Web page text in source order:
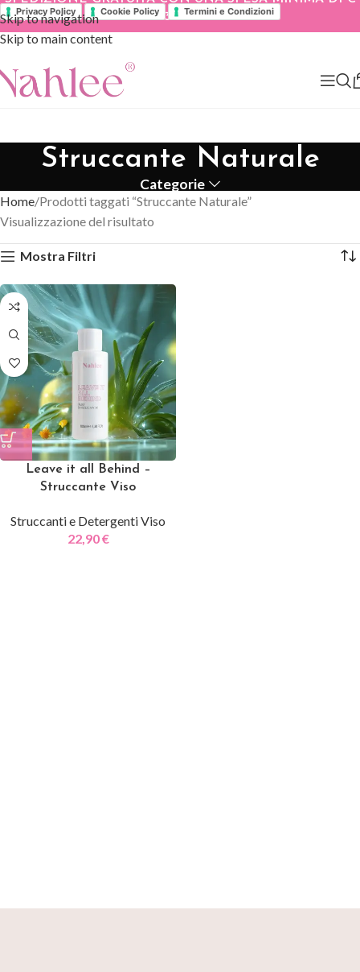
Privacy Policy Cookie Policy Termini e Condizioni
Skip to navigation
Skip to main content
Struccante Naturale
Categorie
Home Prodotti taggati “Struccante Naturale”
Visualizzazione del risultato
Mostra Filtri
Leave it all Behind –
Struccante Viso
Struccanti e Detergenti Viso
22,90€
39.90